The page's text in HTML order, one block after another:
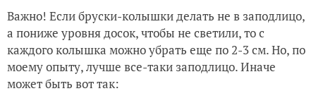
Важно! Если бруски-колышки делать не в заподлицо,
а пониже уровня досок, чтобы не светили, то с
каждого колышка можно убрать еще по 2-3 см. Но, по
моему опыту, лучше все-таки заподлицо. Иначе
может быть вот так: